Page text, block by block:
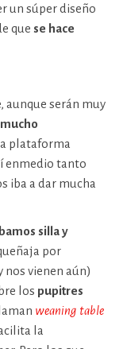
un súper diseño
que se hace
aunque serán muy
plataforma
enmedio tanto
iba a dar mucha
silla y
por
nos vienen aún)
los pupitres
weaning table
la